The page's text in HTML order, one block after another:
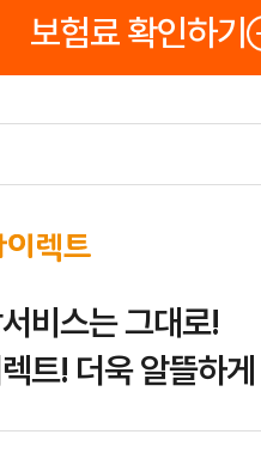
보험료 확인하기
비스는 그대로!
트! 더욱 알뜰하